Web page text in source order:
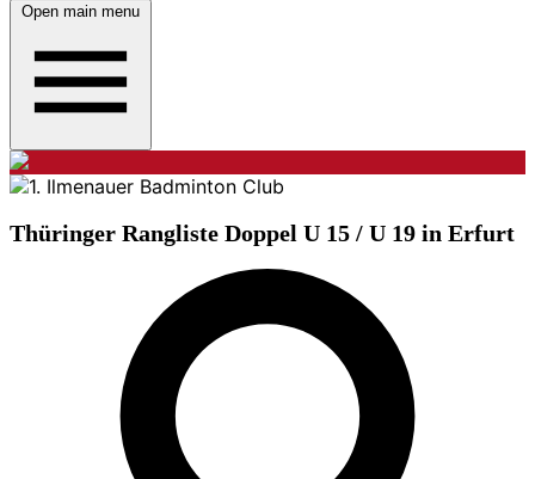
Open main menu
Thüringer Rangliste Doppel U 15 / U 19 in Erfurt